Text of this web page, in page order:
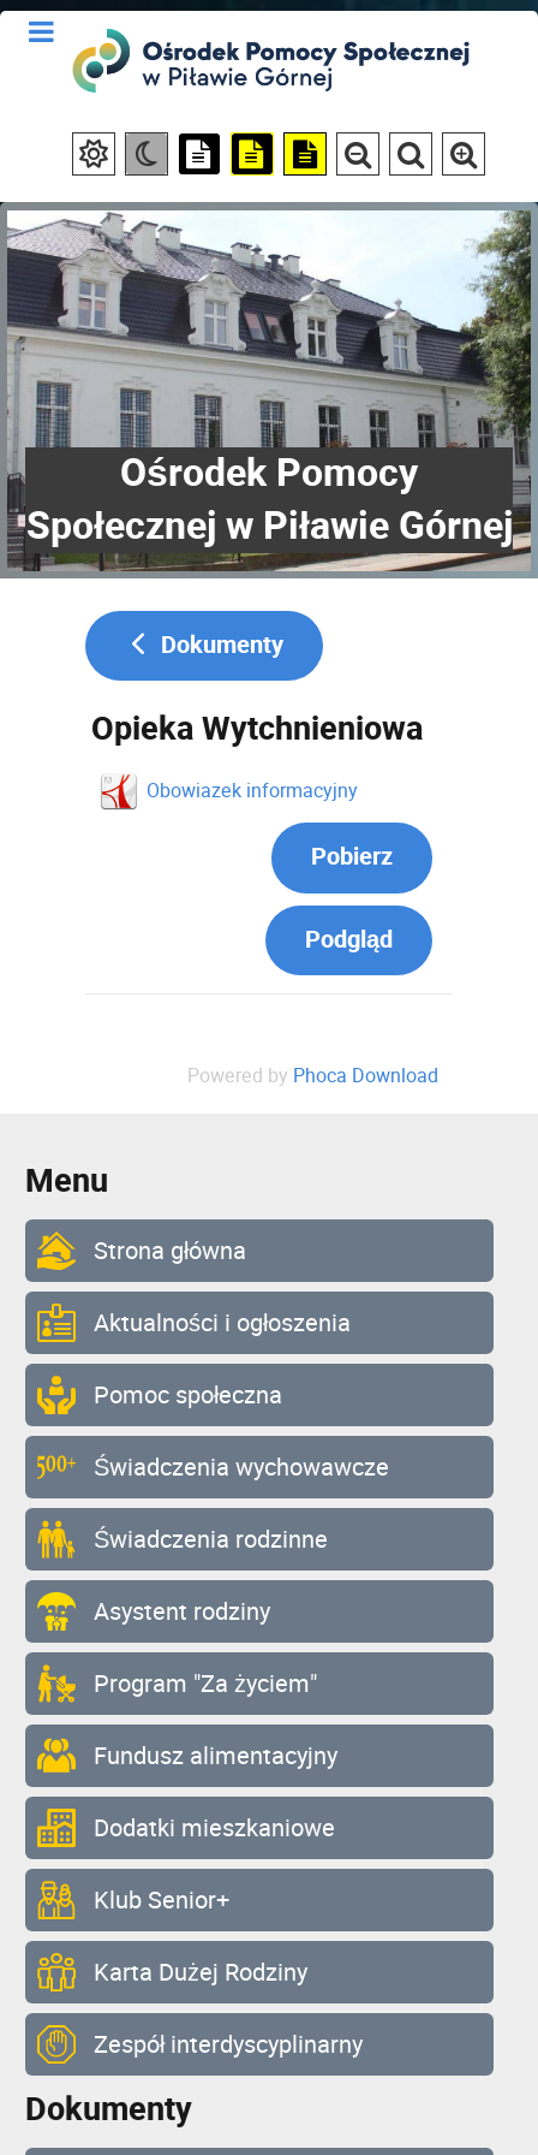
Ośrodek Pomocy
Społecznej w Piławie Górnej
Dokumenty
Opieka Wytchnieniowa
Obowiazek informacyjny
Pobierz
Podgląd
Powered by Phoca Download
Menu
Strona główna
Aktualności i ogłoszenia
Pomoc społeczna
Świadczenia wychowawcze
Świadczenia rodzinne
Asystent rodziny
Program "Za życiem"
Fundusz alimentacyjny
Dodatki mieszkaniowe
Klub Senior+
Karta Dużej Rodziny
Zespół interdyscyplinarny
Dokumenty